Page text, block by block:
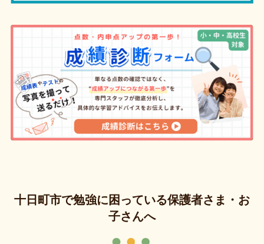
十日町市で勉強に困っている保護者さま・お
子さんへ